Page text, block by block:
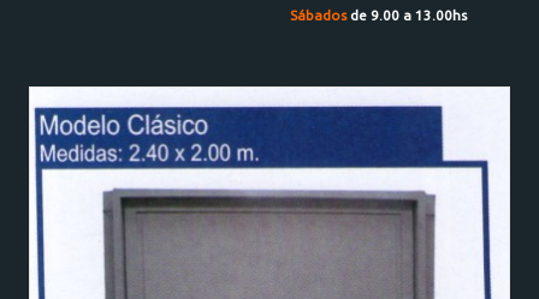
Sábadosde 9.00 a 13.00hs